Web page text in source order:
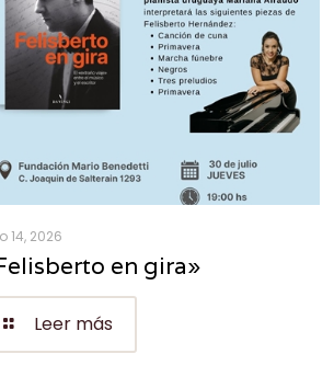
14, 2026
en gira»
Leer más